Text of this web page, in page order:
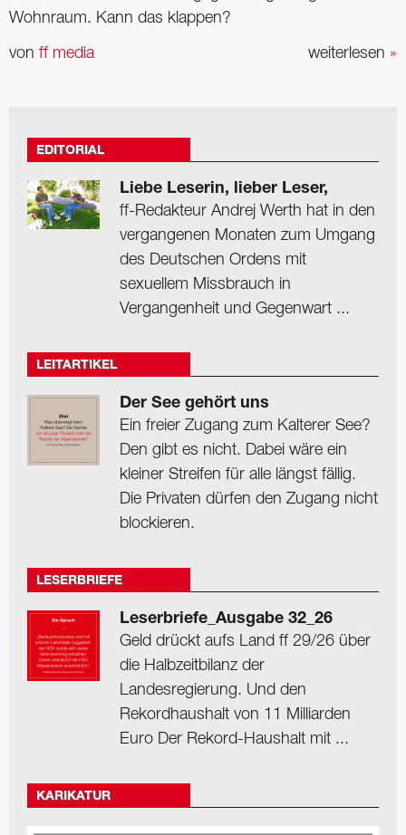
Wohnraum. Kann das klappen?
weiterlesen »
von ff media
EDITORIAL
Liebe Leserin, lieber Leser,
ff-Redakteur Andrej Werth hat in den
vergangenen Monaten zum Umgang
des Deutschen Ordens mit
sexuellem Missbrauch in
Vergangenheit und Gegenwart ...
LEITARTIKEL
Der See gehört uns
Ein freier Zugang zum Kalterer See?
Den gibt es nicht. Dabei wäre ein
kleiner Streifen für alle längst fällig.
Die Privaten dürfen den Zugang nicht
blockieren.
LESERBRIEFE
Leserbriefe_Ausgabe 32_26
Geld drückt aufs Land ff 29/26 über
die Halbzeitbilanz der
Landesregierung. Und den
Rekordhaushalt von 11 Milliarden
Euro Der Rekord-Haushalt mit ...
KARIKATUR